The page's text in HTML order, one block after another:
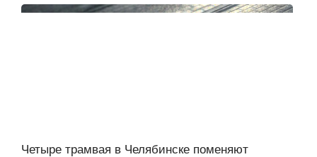
Четыре трамвая в Челябинске поменяют